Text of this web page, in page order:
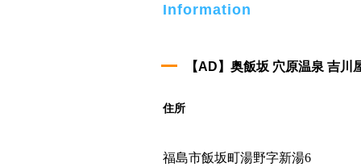
Information
【AD】奥飯坂 穴原温泉 吉川
住所